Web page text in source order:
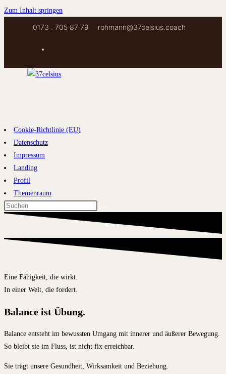
Zum Inhalt springen
0173 . 705 87 79 rohmann@37celsius.coach
Cookie-Richtlinie (EU)
Datenschutz
Impressum
Landing
Profil
Themenraum
Eine Fähigkeit, die wirkt.
In einer Welt, die fordert.
Balance ist Übung.
Balance entsteht im bewussten Umgang mit innerer und äußerer Bewegung.
So bleibt sie im Fluss, ist nicht fix erreichbar.
Sie trägt unsere Gesundheit, Wirksamkeit und Beziehung.